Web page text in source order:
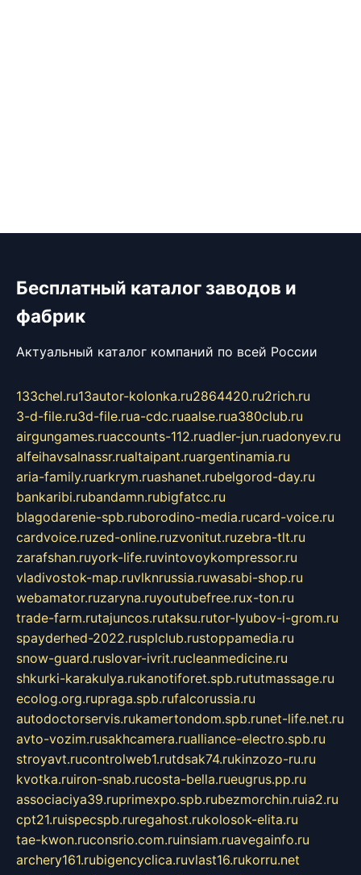
Бесплатный каталог заводов и
фабрик
Актуальный каталог компаний по всей России
133chel.ru13autor-kolonka.ru2864420.ru2rich.ru
3-d-file.ru3d-file.rua-cdc.ruaalse.rua380club.ru
airgungames.ruaccounts-112.ruadler-jun.ruadonyev.ru
alfeihavsalnassr.rualtaipant.ruargentinamia.ru
aria-family.ruarkrym.ruashanet.rubelgorod-day.ru
bankaribi.rubandamn.rubigfatcc.ru
blagodarenie-spb.ruborodino-media.rucard-voice.ru
cardvoice.ruzed-online.ruzvonitut.ruzebra-tlt.ru
zarafshan.ruyork-life.ruvintovoykompressor.ru
vladivostok-map.ruvlknrussia.ruwasabi-shop.ru
webamator.ruzaryna.ruyoutubefree.rux-ton.ru
trade-farm.rutajuncos.rutaksu.rutor-lyubov-i-grom.ru
spayderhed-2022.rusplclub.rustoppamedia.ru
snow-guard.ruslovar-ivrit.rucleanmedicine.ru
shkurki-karakulya.rukanotiforet.spb.rututmassage.ru
ecolog.org.rupraga.spb.rufalcorussia.ru
autodoctorservis.rukamertondom.spb.runet-life.net.ru
avto-vozim.rusakhcamera.rualliance-electro.spb.ru
stroyavt.rucontrolweb1.rutdsak74.rukinzozo-ru.ru
kvotka.ruiron-snab.rucosta-bella.rueugrus.pp.ru
associaciya39.ruprimexpo.spb.rubezmorchin.ruia2.ru
cpt21.ruispecspb.ruregahost.rukolosok-elita.ru
tae-kwon.ruconsrio.com.ruinsiam.ruavegainfo.ru
archery161.rubigencyclica.ruvlast16.rukorru.net